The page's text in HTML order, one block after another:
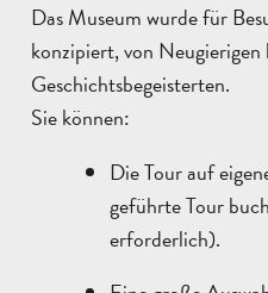
Das Museum wurde für
konzipiert, von Neugierigen
Geschichtsbegeisterten.
Sie können:
Die Tour auf
geführte Tour
erforderlich).